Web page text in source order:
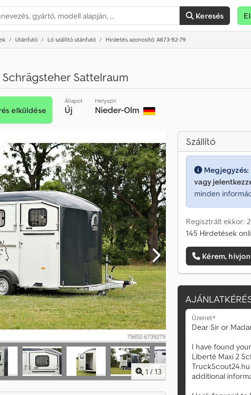
Keresés
Utánfutó Ló szállító utánfutó Hirdetés azonosító: A673-92-79
Schrägsteher Sattelraum
elküldése
Állapot
Új
Helyszín
Nieder-Olm
1 / 13
Szállító
Megjegyzés:
vagy
minden
Regisztrált ekkor:
145 Hirdetések
Kérem,
Üzenet*